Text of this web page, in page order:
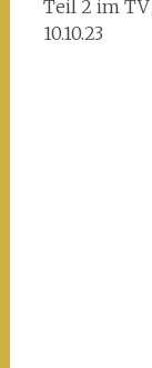
Teil 2 im TV
10.10.23